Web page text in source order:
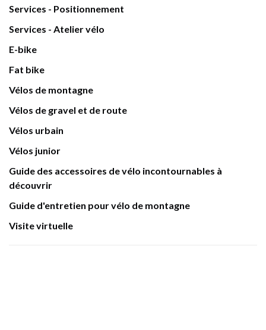
Services - Positionnement
Services - Atelier vélo
E-bike
Fat bike
Vélos de montagne
Vélos de gravel et de route
Vélos urbain
Vélos junior
Guide des accessoires de vélo incontournables à
découvrir
Guide d'entretien pour vélo de montagne
Visite virtuelle